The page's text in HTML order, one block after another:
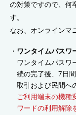
の対策ですので、何
す。
なお、オンラインマ
ワンタイムパスワ
ワンタイムパスワ
続の完了後、7日
取引および民間へ
ご利用端末の機種
ワードの利用解除